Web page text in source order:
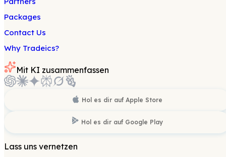
Packages
Contact Us
Why Tradeics?
Mit KI zusammenfassen
Hol es dir auf Apple Store
Hol es dir auf Google Play
Lass uns vernetzen